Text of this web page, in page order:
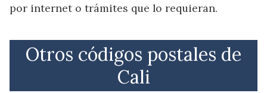
por internet o trámites que lo requieran.
Otros códigos postales de
Cali